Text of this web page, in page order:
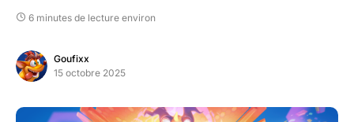
6 minutes de lecture environ
Goufixx
15 octobre 2025